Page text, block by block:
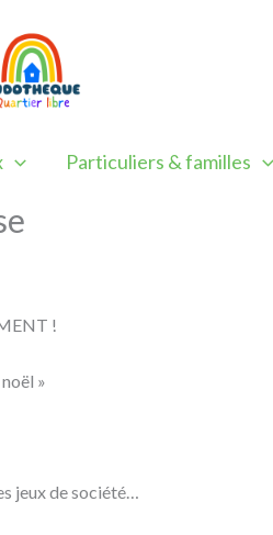
Particuliers & familles
!
»
jeux de société…